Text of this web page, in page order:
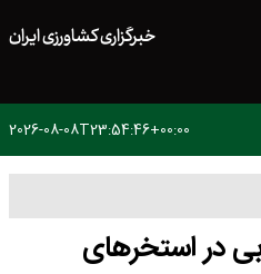
خبرگزاری کشاورزی ایران
2026-08-08T23:54:46+00:00
در استخرهای